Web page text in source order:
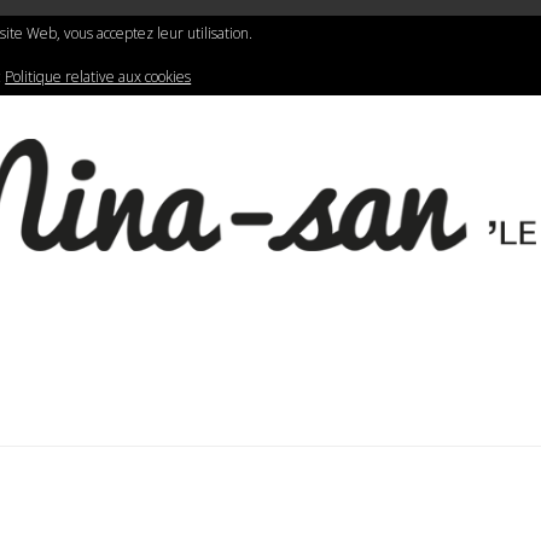
LIFESTYLE GRAPHIC DESIGN
Web, vous acceptez leur utilisation.
Politique relative aux cookies